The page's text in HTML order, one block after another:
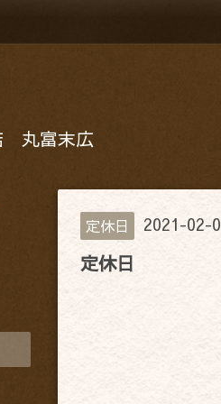
丸富末広
定休日 2021-02-
定休日